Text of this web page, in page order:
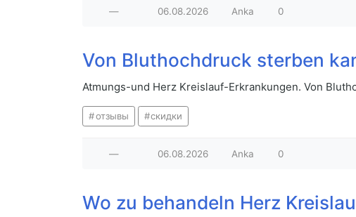
— 06.08.2026 Anka 0
Von Bluthochdruck sterben
Atmungs-und Herz Kreislauf-Erkrankungen. Von
отзывы скидки
— 06.08.2026 Anka 0
Wo zu behandeln Herz